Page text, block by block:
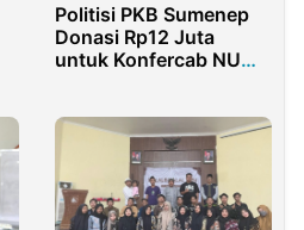
Politisi PKB Sumenep
Donasi Rp12 Juta
untuk Konfercab NU